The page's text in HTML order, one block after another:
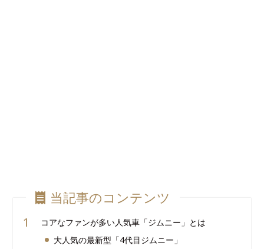
当記事のコンテンツ
コアなファンが多い人気車「ジムニー」とは
大人気の最新型「4代目ジムニー」